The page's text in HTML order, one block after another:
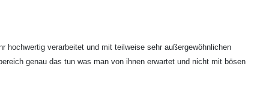
hochwertig verarbeitet und mit teilweise sehr außergewöhnlichen
genau das tun was man von ihnen erwartet und nicht mit bösen